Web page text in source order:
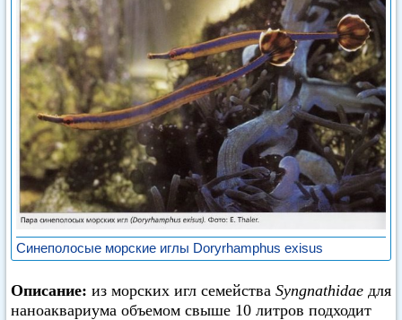
Синеполосые морские иглы Doryrhamphus exisus
Описание: из морских игл семейства Syngnathidae для
наноаквариума объемом свыше 10 литров подходит